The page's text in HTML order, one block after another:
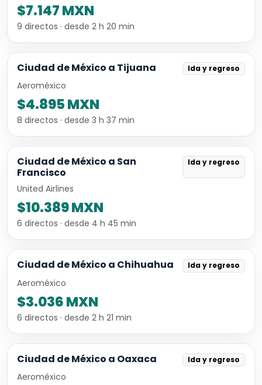
$7.147 MXN
9 directos · desde 2 h 20 min
Ciudad de México a Tijuana Ida y regreso
Aeroméxico
$4.895 MXN
8 directos · desde 3 h 37 min
Ciudad de México a San
Francisco
Ida y regreso
United Airlines
$10.389 MXN
6 directos · desde 4 h 45 min
Ciudad de México a Chihuahua Ida y regreso
Aeroméxico
$3.036 MXN
6 directos · desde 2 h 21 min
Ciudad de México a Oaxaca Ida y regreso
Aeroméxico